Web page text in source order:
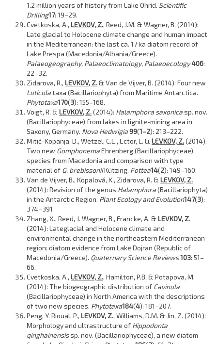
1.2 million years of history from Lake Ohrid. Scientific
Drilling17: 19–29.
Cvetkoska, A., LEVKOV, Z., Reed, J.M. & Wagner, B. (2014):
Late glacial to Holocene climate change and human impact
in the Mediterranean: the last ca. 17 ka diatom record of
Lake Prespa (Macedonia/Albania/Greece).
Palaeogeography, Palaeoclimatology, Palaeoecology406:
22–32.
Zidarova, R., LEVKOV, Z.& Van de Vijver, B. (2014): Four new
Luticolataxa (Bacillariophyta) from Maritime Antarctica.
Phytotaxa170(3): 155–168.
Voigt, R. & LEVKOV, Z.(2014): Halamphora saxonicasp. nov.
(Bacillariophyceae) from lakes in lignite-mining area in
Saxony, Germany. Nova Hedwigia99(1–2): 213–222.
Mitić-Kopanja, D., Wetzel, C.E., Ector, L. & LEVKOV, Z.(2014):
Two new GomphonemaEhrenberg (Bacillariophyceae)
species from Macedonia and comparison with type
material of G. brebissoniiKützing. Fottea14(2): 149–160.
Van de Vijver, B., Kopalová, K., Zidarova, R. & LEVKOV, Z.
(2014): Revision of the genus Halamphora(Bacillariophyta)
in the Antarctic Region. Plant Ecology and Evolution147(3):
374–391
Zhang, X., Reed, J. Wagner, B., Francke, A. & LEVKOV, Z.
(2014): Lateglacial and Holocene climate and
environmental change in the northeastern Mediterranean
region: diatom evidence from Lake Dojran (Republic of
Macedonia/Greece). Quaternary Science Reviews103: 51–
66.
Cvetkoska, A., LEVKOV, Z., Hamilton, P.B. & Potapova, M.
(2014): The biogeographic distribution of Cavinula
(Bacillariophyceae) in North America with the descriptions
of two new species. Phytotaxa184(4): 181–207.
Peng, Y. Rioual, P., LEVKOV, Z., Williams, D.M. & Jin, Z. (2014):
Morphology and ultrastructure of Hippodonta
qinghainensissp. nov. (Bacillariophyceae), a new diatom